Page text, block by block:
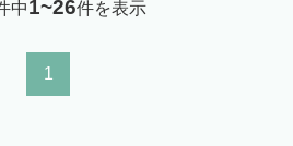
中1~26件を表示
1